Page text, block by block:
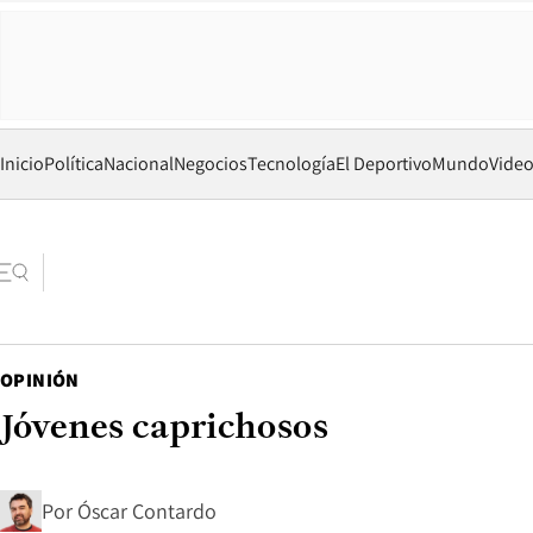
InicioPolíticaNacionalNegociosTecnologíaEl DeportivoMundo
OPINIÓN
Jóvenes caprichosos
Por Óscar Contardo